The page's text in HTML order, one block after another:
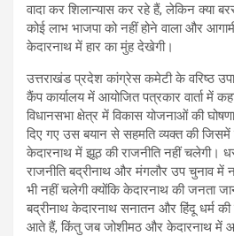
वादा कर शिलान्यास कर रहे हैं, लेकिन क्या
कोई लाभ भाजपा को नहीं होने वाला और
केदारनाथ में हार का मुंह देखेगी।
उत्तराखंड प्रदेश कांग्रेस कमेटी के वरिष्ठ
कैंप कार्यालय में आयोजित पत्रकार वार्ता में
विधानसभा क्षेत्र में विकास योजनाओं की
दिए गए उस बयान से सहमति व्यक्त की जिसमें
केदारनाथ में झूठ की राजनीति नहीं चलेगी।
राजनीति बद्रीनाथ और मंगलौर उप चुनाव
भी नहीं चलेगी क्योंकि केदारनाथ की जनता
बद्रीनाथ केदारनाथ सनातन और हिंदू धर्म
आते हैं, किंतु जब जोशीमठ और केदारनाथ में